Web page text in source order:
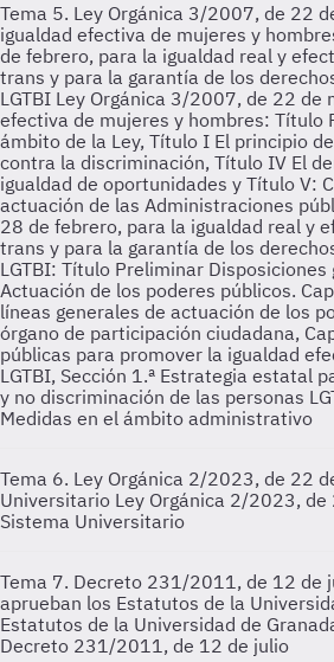
Tema 5. Ley Orgánica 3/2007, de 22
igualdad efectiva de mujeres y
de febrero, para la igualdad real y
trans y para la garantía de los
LGTBI Ley Orgánica 3/2007, de 22 de
efectiva de mujeres y hombres: Título
ámbito de la Ley, Título I El principio
contra la discriminación, Título IV El
igualdad de oportunidades y Título V:
actuación de las Administraciones
28 de febrero, para la igualdad real y
trans y para la garantía de los
LGTBI: Título Preliminar
Actuación de los poderes públicos.
líneas generales de actuación de los
órgano de participación ciudadana,
públicas para promover la igualdad
LGTBI, Sección 1.ª Estrategia estatal
y no discriminación de las personas
Medidas en el ámbito administrativo
Tema 6. Ley Orgánica 2/2023, de 22
Universitario Ley Orgánica 2/2023, de
Sistema Universitario
Tema 7. Decreto 231/2011, de 12 de
aprueban los Estatutos de la
Estatutos de la Universidad de
Decreto 231/2011, de 12 de julio